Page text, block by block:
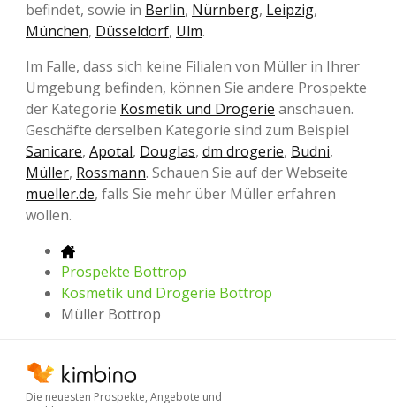
befindet, sowie in Berlin, Nürnberg, Leipzig,
München, Düsseldorf, Ulm.
Im Falle, dass sich keine Filialen von Müller in Ihrer
Umgebung befinden, können Sie andere Prospekte
der Kategorie Kosmetik und Drogerie anschauen.
Geschäfte derselben Kategorie sind zum Beispiel
Sanicare, Apotal, Douglas, dm drogerie, Budni,
Müller, Rossmann. Schauen Sie auf der Webseite
mueller.de, falls Sie mehr über Müller erfahren
wollen.
Prospekte Bottrop
Kosmetik und Drogerie Bottrop
Müller Bottrop
Die neuesten Prospekte, Angebote und